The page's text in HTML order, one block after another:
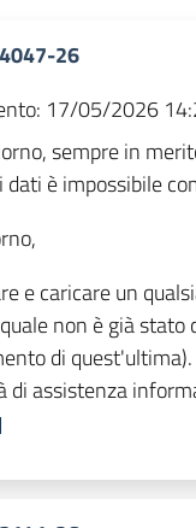
26
17/05/2026
sempre in
è impossibile
e caricare un
non è già
di quest'ultima).
di assistenza